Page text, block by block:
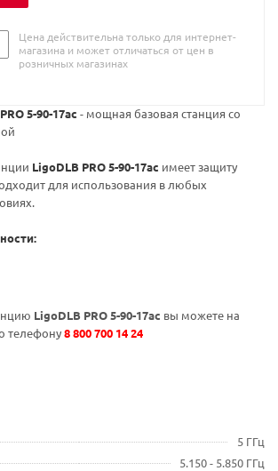
Цена действительна только для интернет-
магазина и может отличаться от цен в
розничных магазинах
5-90-17ac - мощная базовая станция со
LigoDLB PRO 5-90-17ac имеет защиту
для использования в любых
LigoDLB PRO 5-90-17ac вы можете на
телефону8 800 700 14 24
5 ГГц
5.150 - 5.850 ГГц